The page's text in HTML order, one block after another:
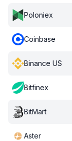
Poloniex
Coinbase
Binance US
Bitfinex
BitMart
Aster